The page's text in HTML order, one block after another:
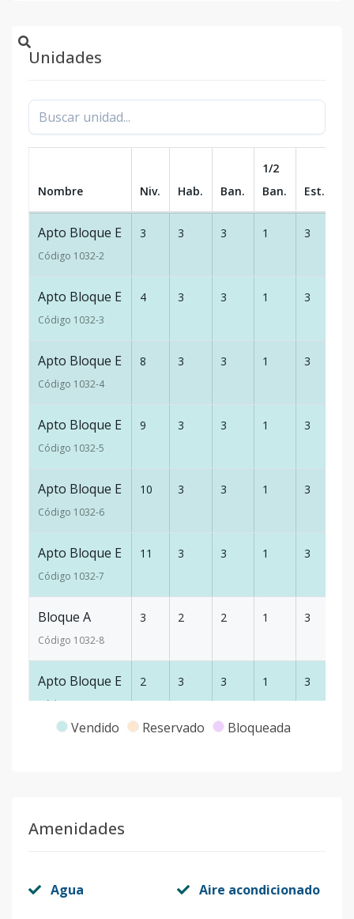
Unidades
Nombre Niv. Hab. Ban.
1/2
Ban.
Est.
Apto Bloque E
Código 1032-2
3 3 3 1 3
Apto Bloque E
Código 1032-3
4 3 3 1 3
Apto Bloque E
Código 1032-4
8 3 3 1 3
Apto Bloque E
Código 1032-5
9 3 3 1 3
Apto Bloque E
Código 1032-6
10 3 3 1 3
Apto Bloque E
Código 1032-7
11 3 3 1 3
Bloque A
Código 1032-8
3 2 2 1 3
Apto Bloque E
Código1032-1
2 3 3 1 3
Vendido Reservado Bloqueada
Amenidades
Agua Aire acondicionado